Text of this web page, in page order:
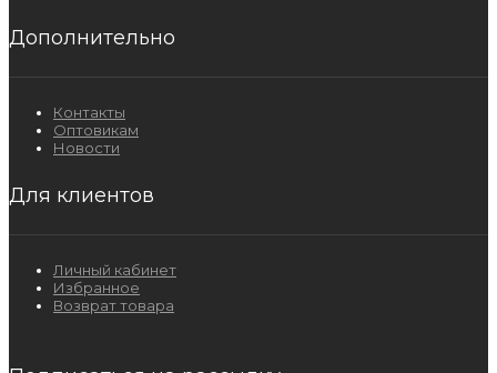
Дополнительно
Контакты
Оптовикам
Новости
Для клиентов
Личный кабинет
Избранное
Возврат товара